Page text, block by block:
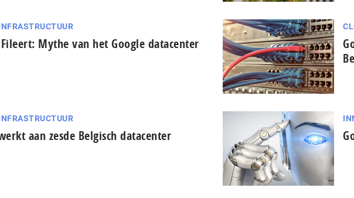
Mythe van het Google datacenter
aan zesde Belgisch datacenter